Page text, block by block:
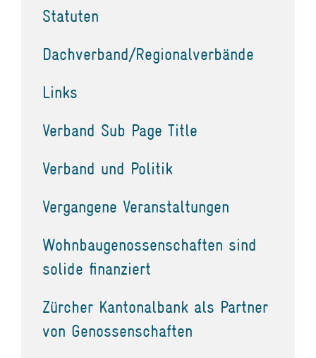
Statuten
Dachverband/Regionalverbände
Links
Verband Sub Page Title
Verband und Politik
Vergangene Veranstaltungen
Wohnbaugenossenschaften sind
solide finanziert
Zürcher Kantonalbank als Partner
von Genossenschaften